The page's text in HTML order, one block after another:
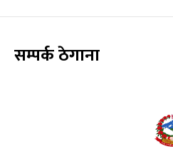
सम्पर्क ठेगाना